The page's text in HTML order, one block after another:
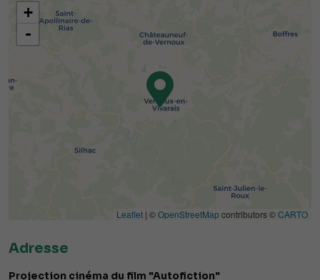
+
-
Leaflet | ©OpenStreetMap contributors ©CARTO
Adresse
Projection cinéma du film "Autofiction"